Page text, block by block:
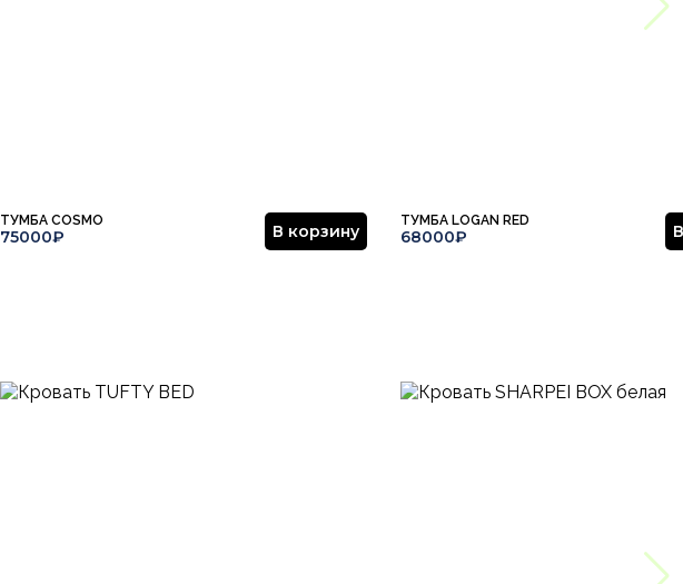
ТУМБА COSMO
75000₽ В корзину
ТУМБА LOGAN RED
68000₽